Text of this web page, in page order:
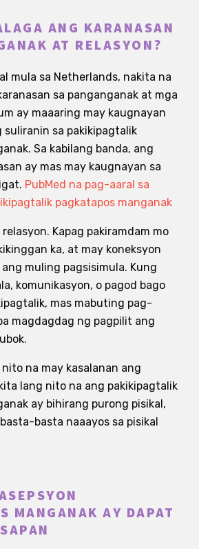
ANG KARANASAN
AT RELASYON?
mula sa Netherlands, nakita na
sa panganganak at mga
ay maaaring may kaugnayan
suliranin sa pakikipagtalik
Sa kabilang banda, ang
ay mas may kaugnayan sa
PubMed na pag-aaral sa
pagkatapos manganak
Kapag pakiramdam mo
ka, at may koneksyon
muling pagsisimula. Kung
komunikasyon, o pagod bago
mas mabuting pag-
magdagdag ng pagpilit ang
na may kasalanan ang
lang nito na ang pakikipagtalik
ay bihirang purong pisikal,
basta naaayos sa pisikal
MANGANAK AY DAPAT